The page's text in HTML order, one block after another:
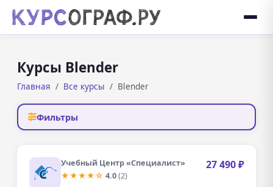
Курсы Blender
Главная Все курсы Blender
Фильтры
Учебный Центр «Специалист»
★★★★☆ 4.0(2)
27 490 ₽